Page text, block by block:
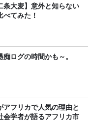
条大麦】意外と知らない
べてみた！
ログの時間かも～。
アフリカで人気の理由と
会学者が語るアフリカ市